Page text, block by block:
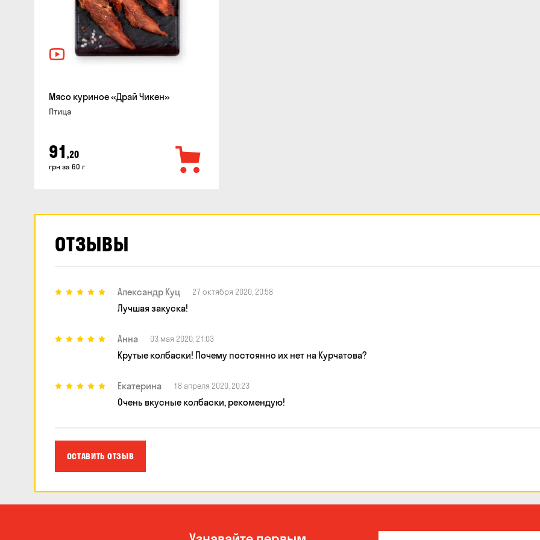
Мясо куриное «Драй Чикен»
Птица
91 ,20
грн за 60 г
ОТЗЫВЫ
Александр Куц 27 октября 2020, 20:58
Лучшая закуска!
Анна 03 мая 2020, 21:03
Крутые колбаски! Почему постоянно их нет на Курчатова?
Екатерина 18 апреля 2020, 20:23
Очень вкусные колбаски, рекомендую!
ОСТАВИТЬ ОТЗЫВ